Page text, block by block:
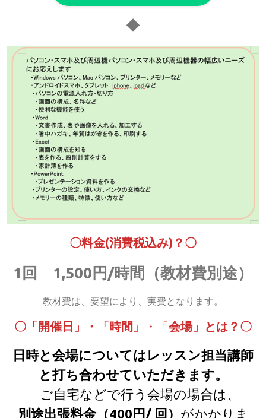
◆
〇料金(消費税込み)？〇
1回 1,500円/時間（教材費別途）
教材費は、要望により、実費となります。
〇「開催日」・「時間」 ・「会場」とは？〇
日時と会場についてはレッスン担当講師
と打ち合わせていただきます。
ご自宅などで行う会場の場合は、
別途出張料金（400円/ 回） がかかりま